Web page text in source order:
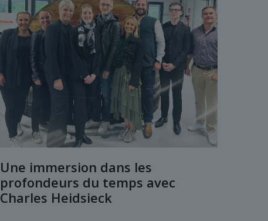
Une immersion dans les
profondeurs du temps avec
Charles Heidsieck